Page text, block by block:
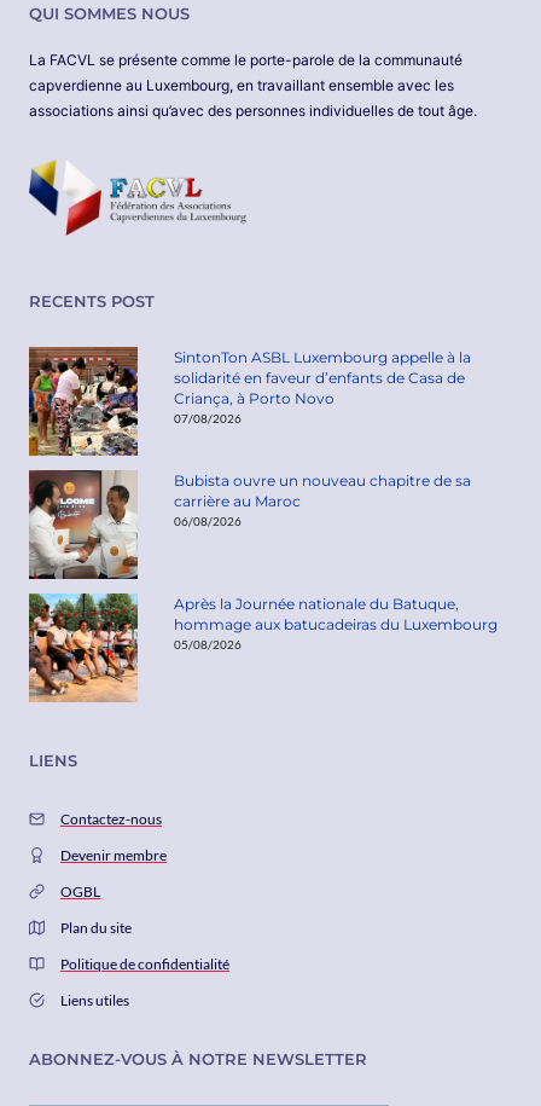
QUI SOMMES NOUS
La FACVL se présente comme le porte-parole de la communauté
capverdienne au Luxembourg, en travaillant ensemble avec les
associations ainsi qu’avec des personnes individuelles de tout âge.
RECENTS POST
SintonTon ASBL Luxembourg appelle à la
solidarité en faveur d’enfants de Casa de
Criança, à Porto Novo
07/08/2026
Bubista ouvre un nouveau chapitre de sa
carrière au Maroc
06/08/2026
Après la Journée nationale du Batuque,
hommage aux batucadeiras du Luxembourg
05/08/2026
LIENS
Contactez-nous
Devenir membre
OGBL
Plan du site
Politique de confidentialité
Liens utiles
ABONNEZ-VOUS À NOTRE NEWSLETTER